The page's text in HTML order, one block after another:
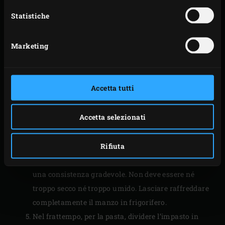
Statistiche
Marketing
Accetta tutti
Accetta selezionati
Rifiuta
dell’EGG e lasciare stufare dolcemente la carne per
altre 3 ore circa, fino a quando non sarà molto
stufa, mescolate di tanto in tanto e controllate che
Se necessario, aggiungere un po’ d’acqua e chiudere
ogni volta il coperchio dell’EGG.
Rimuovere la Dutch Oven dall’EGG quando la
bavette si sbriciola. Posizionare la carne in un
piatto o nel coperchio della Dutch oven, e usare le
per sfilacciarla. Mescolare
gradualmente la salsa, fino a quando il manzo avrà
una consistenza gradevole. Non deve essere né
troppo secco né troppo umido. Lasciare raffreddare
completamente il manzo in frigorifero.
Nel frattempo, per la pasta, dividere l’impasto in